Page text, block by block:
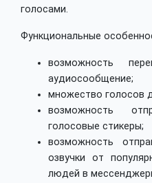
голосами.
Функциональные
возможность
аудиосообщение;
множество голосов
возможность
голосовые стикеры;
возможность
озвучки от
людей в